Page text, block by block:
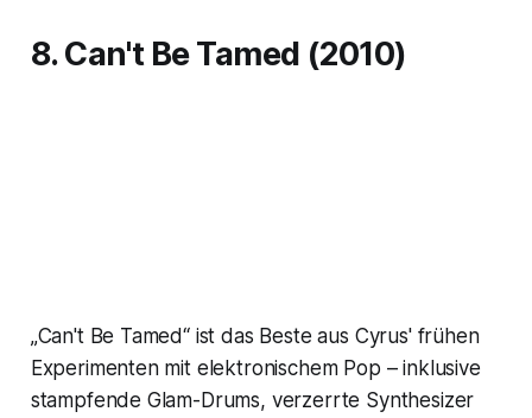
8. Can't Be Tamed (2010)
„Can't Be Tamed“ ist das Beste aus Cyrus' frühen
Experimenten mit elektronischem Pop – inklusive
stampfende Glam-Drums, verzerrte Synthesizer